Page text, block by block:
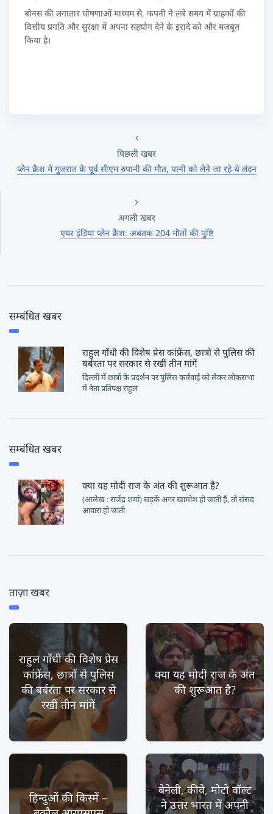
बोनस की लगातार घोषणाओं माध्यम से, कंपनी ने लंबे समय में ग्राहकों की
वित्तीय प्रगति और सुरक्षा में अपना सहयोग देने के इरादे को और मजबूत
किया है।
पिछली खबर
प्लेन क्रैश में गुजरात के पूर्व सीएम रुपानी की मौत, पत्नी को लेने जा रहे थे लंदन
अगली खबर
एयर इंडिया प्लेन क्रैश: अबतक 204 मौतों की पुष्टि
सम्बंधित खबर
राहुल गाँधी की विशेष प्रेस कांफ्रेंस, छात्रों से पुलिस की
बर्बरता पर सरकार से रखीं तीन मांगें
दिल्ली में छात्रों के प्रदर्शन पर पुलिस कार्रवाई को लेकर लोकसभा
में नेता प्रतिपक्ष राहुल
सम्बंधित खबर
क्या यह मोदी राज के अंत की शुरूआत है?
(आलेख : राजेंद्र शर्मा) सड़कें अगर खामोश हो जाती हैं, तो संसद
आवारा हो जाती
ताज़ा खबर
राहुल गाँधी की विशेष प्रेस
कांफ्रेंस, छात्रों से पुलिस
की बर्बरता पर सरकार से
रखीं तीन मांगें
क्या यह मोदी राज के अंत
की शुरूआत है?
हिन्दुओं की किस्में –
बेनेली, कीवे, मोटो वॉल्ट
ने उत्तर भारत में अपनी